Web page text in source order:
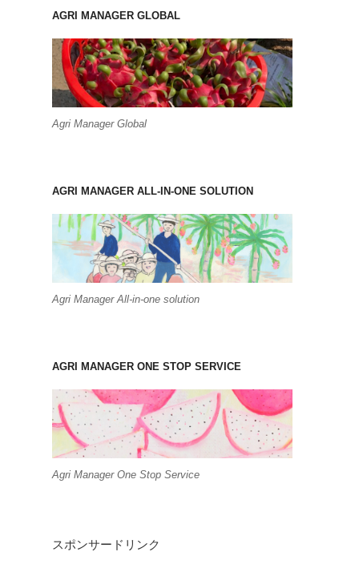
AGRI MANAGER GLOBAL
Agri Manager Global
AGRI MANAGER ALL-IN-ONE SOLUTION
Agri Manager All-in-one solution
AGRI MANAGER ONE STOP SERVICE
Agri Manager One Stop Service
スポンサードリンク